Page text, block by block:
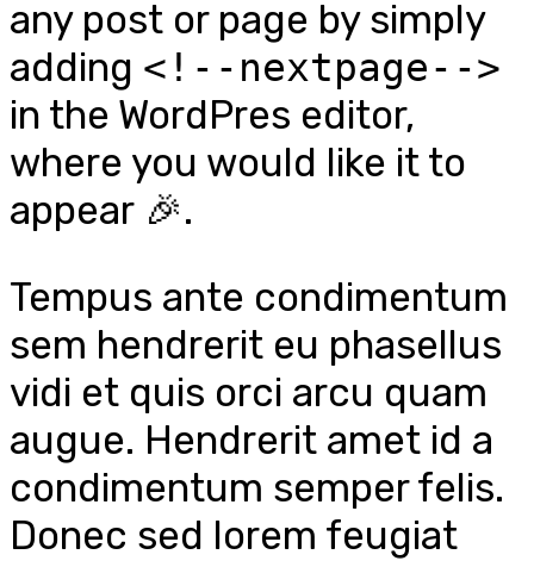
any post or page by simply
adding <!--nextpage-->
in the WordPres editor,
where you would like it to
appear 🎉.
Tempus ante condimentum
sem hendrerit eu phasellus
vidi et quis orci arcu quam
augue. Hendrerit amet id a
condimentum semper felis.
Donec sed lorem feugiat